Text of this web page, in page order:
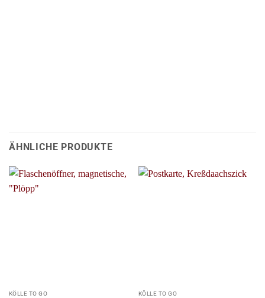
ÄHNLICHE PRODUKTE
KÖLLE TO GO KÖLLE TO GO